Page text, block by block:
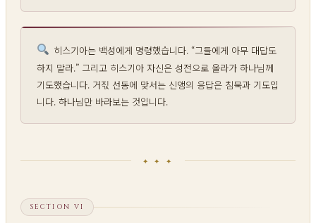
히스기아는 백성에게 명령했습니다. “그들에게 아무 대답도
하지 말라.” 그리고 히스기아 자신은 성전으로 올라가 하나님께
기도했습니다. 거짃 선동에 맞서는 신앵의 응답은 침묵과 기도입
니다. 하나님만 바라보는 것입니다.
✦ ✦ ✦
SECTION VI